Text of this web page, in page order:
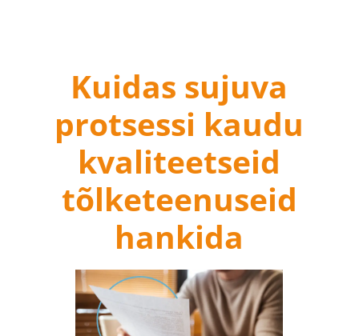
Kuidas sujuva
protsessi kaudu
kvaliteetseid
tõlketeenuseid
hankida